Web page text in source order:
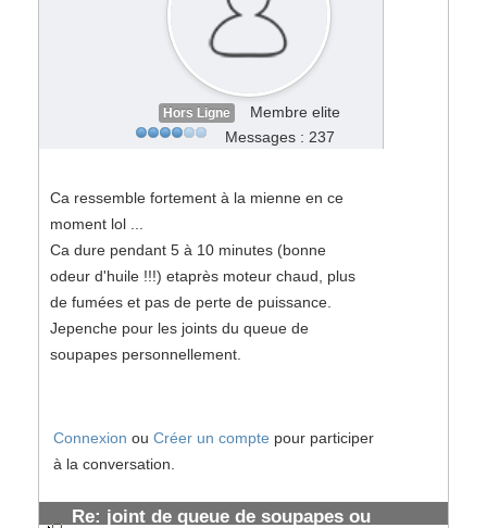
Hors Ligne
Membre elite
Messages : 237
Ca ressemble fortement à la mienne en ce
moment lol ...
Ca dure pendant 5 à 10 minutes (bonne
odeur d'huile !!!) etaprès moteur chaud, plus
de fumées et pas de perte de puissance.
Jepenche pour les joints du queue de
soupapes personnellement.
Connexion ou Créer un compte pour participer
à la conversation.
Re: joint de queue de soupapes ou